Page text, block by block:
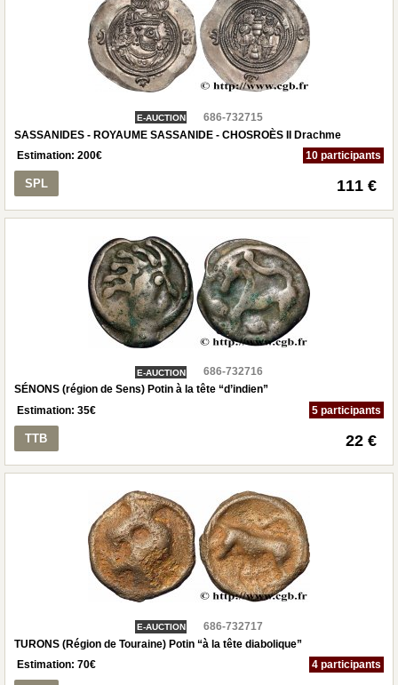
E-AUCTION
686-732715
SASSANIDES - ROYAUME SASSANIDE - CHOSROÈS II Drachme
Estimation: 200€ 10 participants
SPL 111 €
E-AUCTION
686-732716
SÉNONS (région de Sens) Potin à la tête “d’indien”
Estimation: 35€ 5 participants
TTB 22 €
E-AUCTION
686-732717
TURONS (Région de Touraine) Potin “à la tête diabolique”
Estimation: 70€ 4 participants